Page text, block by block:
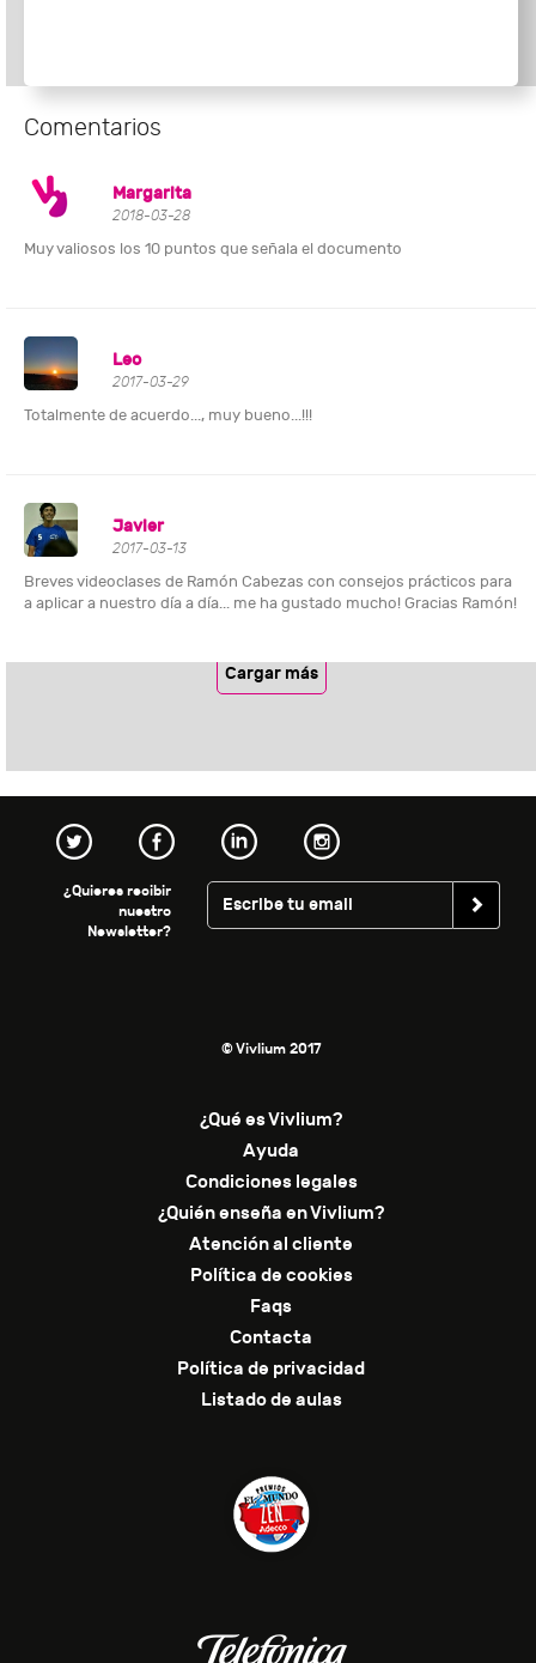
Comentarios
Margarita
2018-03-28
Muy valiosos los 10 puntos que señala el documento
Leo
2017-03-29
Totalmente de acuerdo..., muy bueno...!!!
Javier
2017-03-13
Breves videoclases de Ramón Cabezas con consejos prácticos para
a aplicar a nuestro día a día... me ha gustado mucho! Gracias Ramón!
Cargar más
¿Quieres recibir
nuestro
Newsletter?
© Vivlium 2017
¿Qué es Vivlium?
Ayuda
Condiciones legales
¿Quién enseña en Vivlium?
Atención al cliente
Política de cookies
Faqs
Contacta
Política de privacidad
Listado de aulas